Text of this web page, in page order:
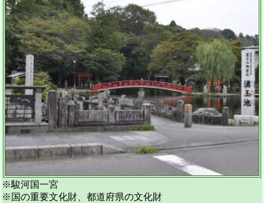
※駿河国一宮
※国の重要文化財、都道府県の文化財